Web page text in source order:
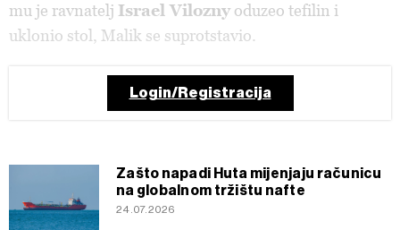
mu je ravnatelj Israel Vilozny oduzeo tefilin i
uklonio stol, Malik se suprotstavio.
Login/Registracija
Zašto napadi Huta mijenjaju računicu
na globalnom tržištu nafte
24.07.2026